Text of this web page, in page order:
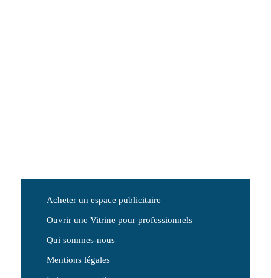
Acheter un espace publicitaire
Ouvrir une Vitrine pour professionnels
Qui sommes-nous
Mentions légales